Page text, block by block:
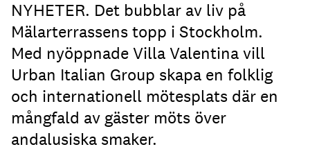
NYHETER. Det bubblar av liv på
Mälarterrassens topp i Stockholm.
Med nyöppnade Villa Valentina vill
Urban Italian Group skapa en folklig
och internationell mötesplats där en
mångfald av gäster möts över
andalusiska smaker.